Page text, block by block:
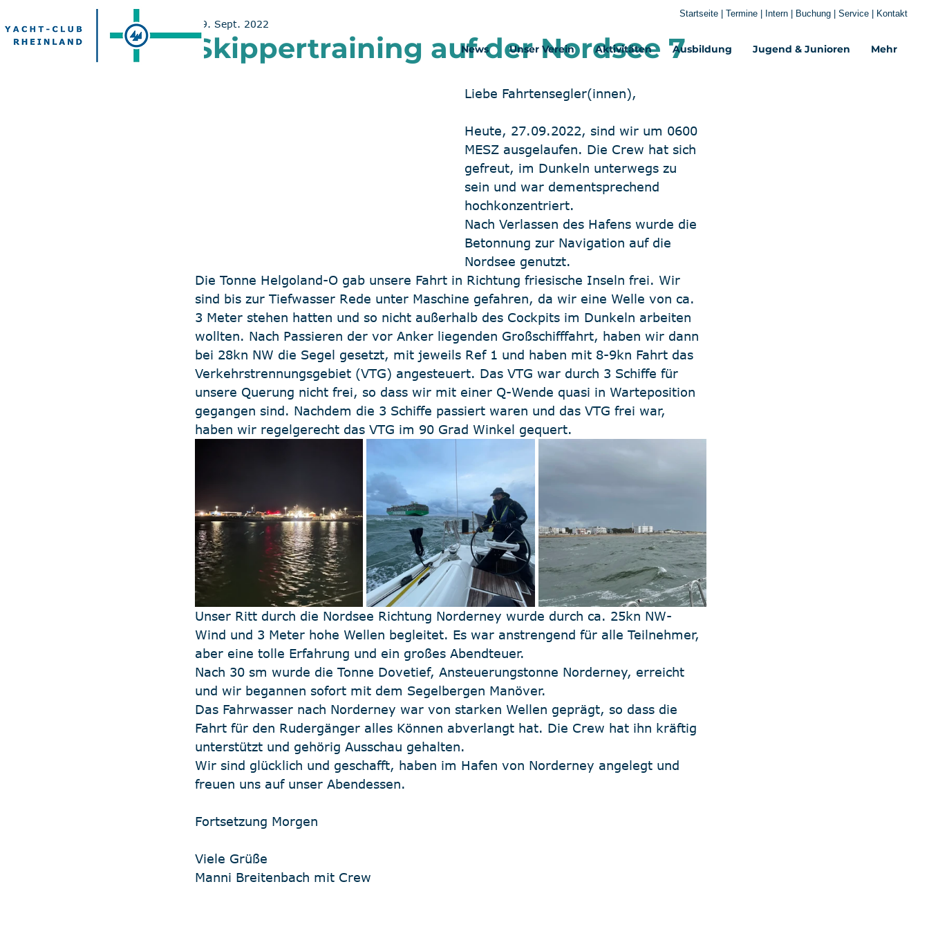
News Unser Verein Aktivitäten Ausbildung Jugend & Junioren Mehr‎
Startseite Termine Intern Buchung Service Kontakt
Skippertraining auf der Nordsee 7
29. Sept. 2022
Liebe Fahrtensegler(innen),
Heute, 27.09.2022, sind wir um 0600
MESZ ausgelaufen. Die Crew hat sich
gefreut, im Dunkeln unterwegs zu
sein und war dementsprechend
hochkonzentriert.
Nach Verlassen des Hafens wurde die
Betonnung zur Navigation auf die
Nordsee genutzt.
Die Tonne Helgoland-O gab unsere Fahrt in Richtung friesische Inseln frei. Wir
sind bis zur Tiefwasser Rede unter Maschine gefahren, da wir eine Welle von ca.
3 Meter stehen hatten und so nicht außerhalb des Cockpits im Dunkeln arbeiten
wollten. Nach Passieren der vor Anker liegenden Großschifffahrt, haben wir dann
bei 28kn NW die Segel gesetzt, mit jeweils Ref 1 und haben mit 8-9kn Fahrt das
Verkehrstrennungsgebiet (VTG) angesteuert. Das VTG war durch 3 Schiffe für
unsere Querung nicht frei, so dass wir mit einer Q-Wende quasi in Warteposition
gegangen sind. Nachdem die 3 Schiffe passiert waren und das VTG frei war,
haben wir regelgerecht das VTG im 90 Grad Winkel gequert.
Unser Ritt durch die Nordsee Richtung Norderney wurde durch ca. 25kn NW-
Wind und 3 Meter hohe Wellen begleitet. Es war anstrengend für alle Teilnehmer,
aber eine tolle Erfahrung und ein großes Abendteuer.
Nach 30 sm wurde die Tonne Dovetief, Ansteuerungstonne Norderney, erreicht
und wir begannen sofort mit dem Segelbergen Manöver.
Das Fahrwasser nach Norderney war von starken Wellen geprägt, so dass die
Fahrt für den Rudergänger alles Können abverlangt hat. Die Crew hat ihn kräftig
unterstützt und gehörig Ausschau gehalten.
Wir sind glücklich und geschafft, haben im Hafen von Norderney angelegt und
freuen uns auf unser Abendessen.
Fortsetzung Morgen
Viele Grüße
Manni Breitenbach mit Crew